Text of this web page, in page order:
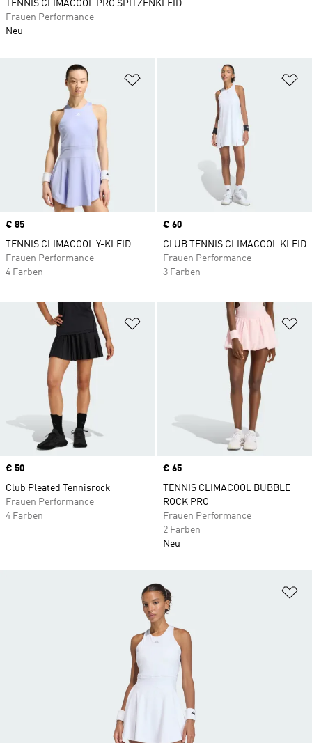
Zur Wunschliste hinzufügen
Price
€ 85
TENNIS CLIMACOOL Y-KLEID
Frauen Performance
4 Farben
Price
€ 60
CLUB TENNIS CLIMACOOL KLEID
Frauen Performance
3 Farben
Zur Wunschliste hinzufügen
Price
€ 50
Club Pleated Tennisrock
Frauen Performance
4 Farben
Price
€ 65
TENNIS CLIMACOOL BUBBLE
ROCK PRO
Frauen Performance
2 Farben
Neu
TENNIS CLIMACOOL PRO SPITZENKLEID
Frauen Performance
Neu